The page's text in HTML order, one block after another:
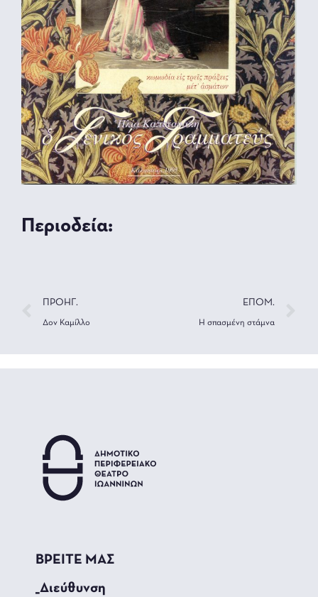
Περιοδεία:
ΠΡΟΗΓ.
Δον Καμίλλο
ΕΠΟΜ.
Η σπασμένη στάμνα
ΒΡΕΙΤΕ ΜΑΣ
_Διεύθυνση